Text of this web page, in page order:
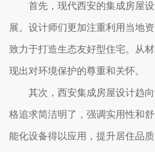
首先，现代西安的集成房屋
展。设计师们更加注重利用当地
致力于打造生态友好型住宅。从
现出对环境保护的尊重和关怀。
其次，西安集成房屋设计趋
格追求简洁明了，强调实用性和
能化设备得以应用，提升居住品